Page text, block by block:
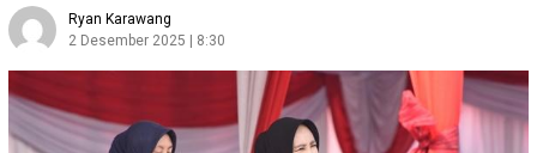
Ryan Karawang
2 Desember 2025 | 8:30